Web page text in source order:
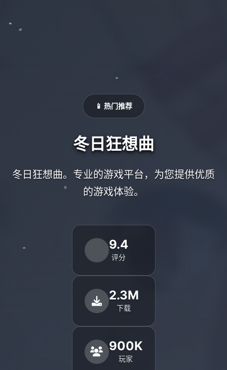
📱 热门推荐
冬日狂想曲
冬日狂想曲。专业的游戏平台，为您提供优质
的游戏体验。
9.4
评分
2.3M
下载
900K
玩家